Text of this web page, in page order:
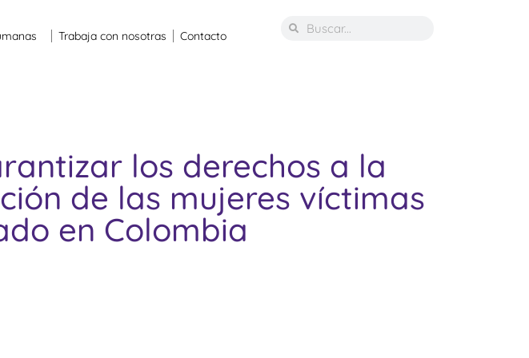
Trabaja con nosotras Contacto
los derechos a la
de las mujeres víctimas
en Colombia